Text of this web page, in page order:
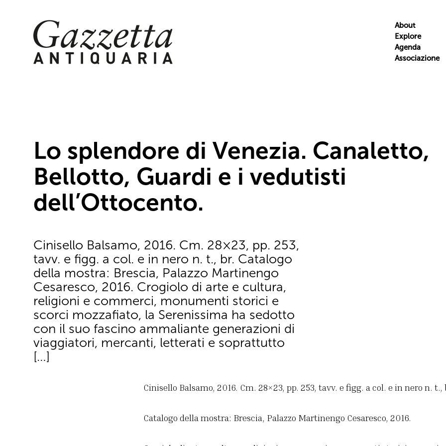
Skip
to
content
About
Explore
Agenda
Associazione
Lo splendore di Venezia. Canaletto,
Bellotto, Guardi e i vedutisti
dell’Ottocento.
Cinisello Balsamo, 2016. Cm. 28×23, pp. 253,
tavv. e figg. a col. e in nero n. t., br. Catalogo
della mostra: Brescia, Palazzo Martinengo
Cesaresco, 2016. Crogiolo di arte e cultura,
religioni e commerci, monumenti storici e
scorci mozzafiato, la Serenissima ha sedotto
con il suo fascino ammaliante generazioni di
viaggiatori, mercanti, letterati e soprattutto
[…]
Cinisello Balsamo, 2016. Cm. 28×23, pp. 253, tavv. e figg. a col. e in nero n. t.,
Catalogo della mostra: Brescia, Palazzo Martinengo Cesaresco, 2016.